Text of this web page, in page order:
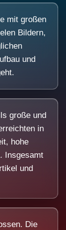
mit großen
Bildern,
und
große und
in
hohe
Insgesamt
und
Die